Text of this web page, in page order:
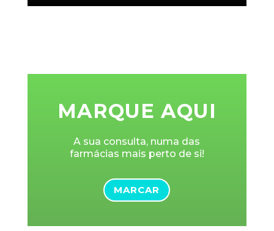
MARQUE AQUI
A sua consulta, numa das
farmácias mais perto de si!
MARCAR